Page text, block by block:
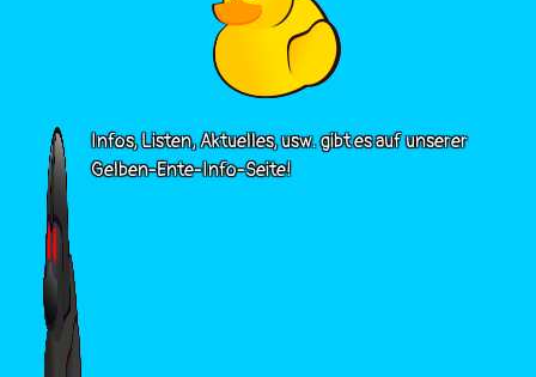
Infos, Listen, Aktuelles, usw. gibt es auf unserer
Gelben-Ente-Info-Seite!